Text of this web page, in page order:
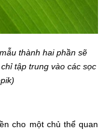
thành hai phần sẽ
tập trung vào các sọc
cho một chủ thể quan